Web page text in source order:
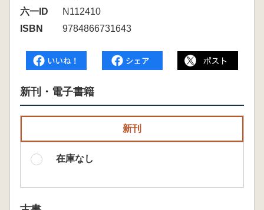
六一ID
N112410
ISBN
9784866731643
新刊・電子書籍
新刊
在庫なし